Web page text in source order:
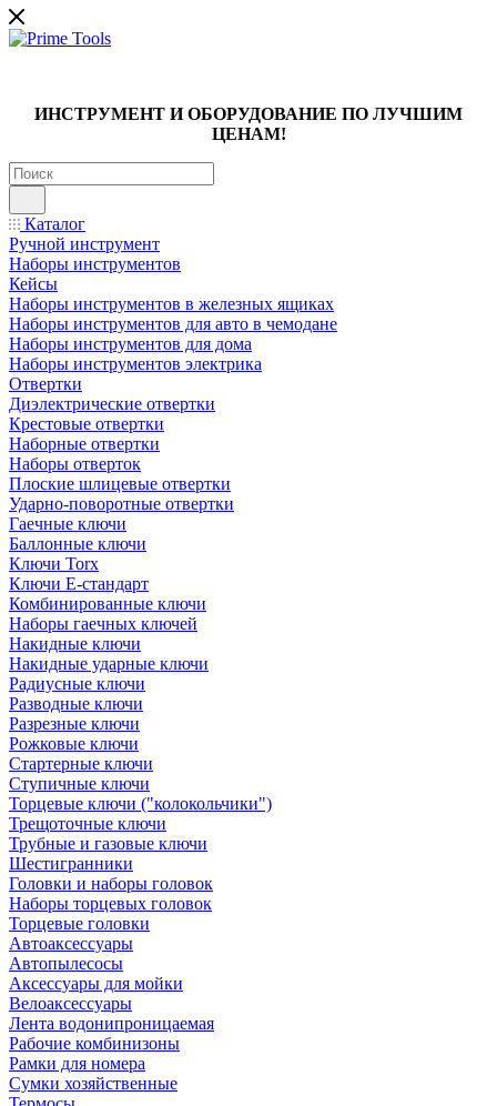
ИНСТРУМЕНТ И ОБОРУДОВАНИЕ ПО ЛУЧШИМ
ЦЕНАМ!
Каталог
Ручной инструмент
Наборы инструментов
Кейсы
Наборы инструментов в железных ящиках
Наборы инструментов для авто в чемодане
Наборы инструментов для дома
Наборы инструментов электрика
Отвертки
Диэлектрические отвертки
Крестовые отвертки
Наборные отвертки
Наборы отверток
Плоские шлицевые отвертки
Ударно-поворотные отвертки
Гаечные ключи
Баллонные ключи
Ключи Torx
Ключи Е-стандарт
Комбинированные ключи
Наборы гаечных ключей
Накидные ключи
Накидные ударные ключи
Радиусные ключи
Разводные ключи
Разрезные ключи
Рожковые ключи
Стартерные ключи
Ступичные ключи
Торцевые ключи ("колокольчики")
Трещоточные ключи
Трубные и газовые ключи
Шестигранники
Головки и наборы головок
Наборы торцевых головок
Торцевые головки
Автоаксессуары
Автопылесосы
Аксессуары для мойки
Велоаксессуары
Лента водонипроницаемая
Рабочие комбинизоны
Рамки для номера
Сумки хозяйственные